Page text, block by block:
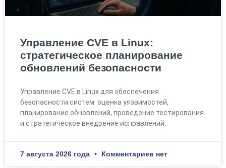
Управление CVE в Linux:
стратегическое планирование
обновлений безопасности
Управление CVE в Linux для обеспечения
безопасности систем: оценка уязвимостей,
планирование обновлений, проведение тестирования
и стратегическое внедрение исправлений.
7 августа 2026 года Комментариев нет